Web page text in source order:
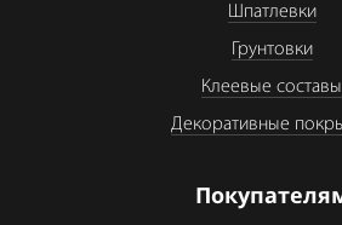
Шпатлевки
Грунтовки
Клеевые составы
Декоративные